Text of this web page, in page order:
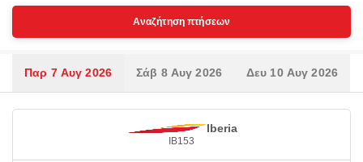
Αναζήτηση πτήσεων
Παρ 7 Αυγ 2026 Σάβ 8 Αυγ 2026 Δευ 10 Αυγ 2026
Iberia
IB153